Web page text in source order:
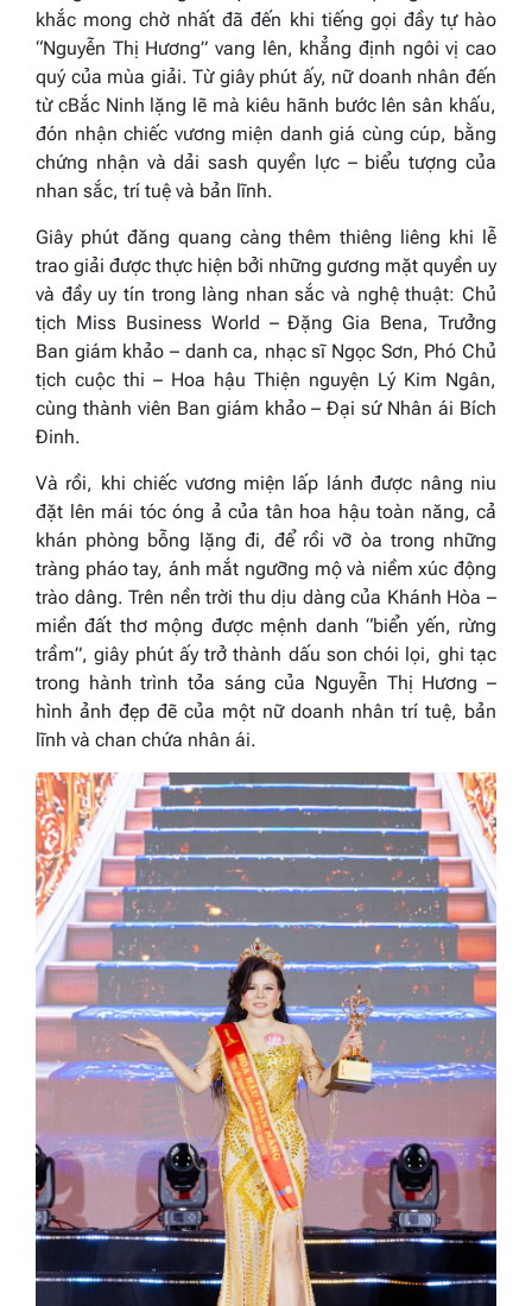
khắc mong chờ nhất đã đến khi tiếng gọi đầy tự hào
“Nguyễn Thị Hương” vang lên, khẳng định ngôi vị cao
quý của mùa giải. Từ giây phút ấy, nữ doanh nhân đến
từ cBắc Ninh lặng lẽ mà kiêu hãnh bước lên sân khấu,
đón nhận chiếc vương miện danh giá cùng cúp, bằng
chứng nhận và dải sash quyền lực – biểu tượng của
nhan sắc, trí tuệ và bản lĩnh.
Giây phút đăng quang càng thêm thiêng liêng khi lễ
trao giải được thực hiện bởi những gương mặt quyền uy
và đầy uy tín trong làng nhan sắc và nghệ thuật: Chủ
tịch Miss Business World – Đặng Gia Bena, Trưởng
Ban giám khảo – danh ca, nhạc sĩ Ngọc Sơn, Phó Chủ
tịch cuộc thi – Hoa hậu Thiện nguyện Lý Kim Ngân,
cùng thành viên Ban giám khảo – Đại sứ Nhân ái Bích
Đinh.
Và rồi, khi chiếc vương miện lấp lánh được nâng niu
đặt lên mái tóc óng ả của tân hoa hậu toàn năng, cả
khán phòng bỗng lặng đi, để rồi vỡ òa trong những
tràng pháo tay, ánh mắt ngưỡng mộ và niềm xúc động
trào dâng. Trên nền trời thu dịu dàng của Khánh Hòa –
miền đất thơ mộng được mệnh danh “biển yến, rừng
trầm”, giây phút ấy trở thành dấu son chói lọi, ghi tạc
trong hành trình tỏa sáng của Nguyễn Thị Hương –
hình ảnh đẹp đẽ của một nữ doanh nhân trí tuệ, bản
lĩnh và chan chứa nhân ái.